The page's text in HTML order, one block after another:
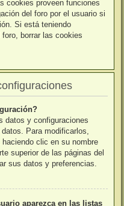
cookies proveen funciones
del foro por el usuario si
Si está teniendo
borrar las cookies
datos y configuraciones
Para modificarlos,
clic en su nombre
superior de las páginas del
sus datos y preferencias.
aparezca en las listas